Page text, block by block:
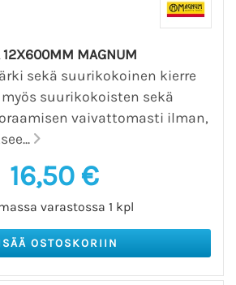
12X600MM MAGNUM
sekä suurikokoinen kierre
suurikokoisten sekä
vaivattomasti ilman,
16,50 €
varastossa 1 kpl